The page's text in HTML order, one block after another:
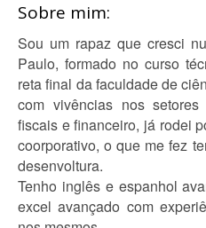
Sobre mim:
Sou um rapaz que cresci
Paulo, formado no curso
reta final da faculdade de
com vivências nos setores
fiscais e financeiro, já rodei
coorporativo, o que me fez
desenvoltura.
Tenho inglês e espanhol
excel avançado com